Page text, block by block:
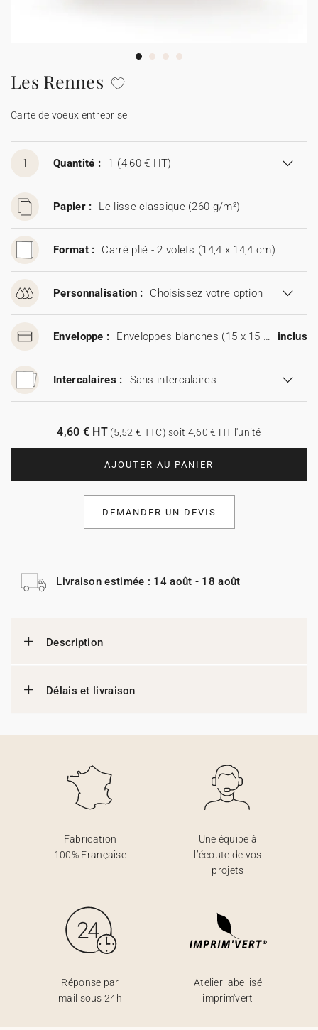
★ Demande d'échantillons
Menus
Présentoirs comptoir
Stickers
Les Rennes
Carte de voeux entreprise
1 Quantité : 1 (4,60 € HT)
Papier : Le lisse classique (260 g/m²)
Format : Carré plié - 2 volets (14,4 x 14,4 cm)
Personnalisation : Choisissez votre option
Enveloppe : Enveloppes blanches (15 x 15 cm) inclus
Intercalaires : Sans intercalaires
AJOUTER AU PANIER
4,60 € HT(5,52 € TTC) soit 4,60 € HT l'unité
DEMANDER UN DEVIS
Livraison estimée : 14 août - 18 août
Description
Délais et livraison
Fabrication
100% Française
Une équipe à
l’écoute de vos
projets
Réponse par
mail sous 24h
Atelier labellisé
imprim'vert